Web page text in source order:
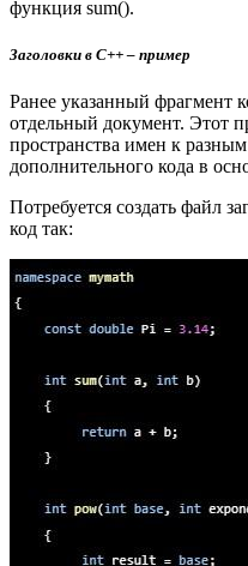
функция sum().
Заголовки в C++ – пример
Ранее указанный фрагмент
отдельный документ. Этот
пространства имен к
дополнительного кода в
Потребуется создать файл
код так: